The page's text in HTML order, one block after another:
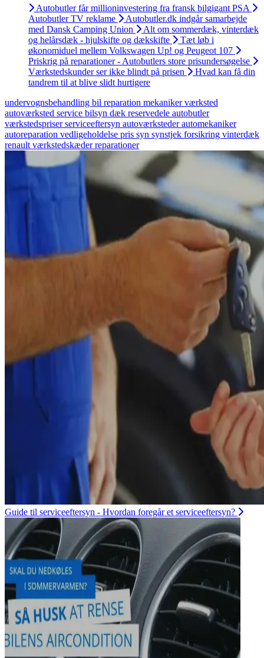
Autobutler får millioninvestering fra fransk bilgigant PSA
Autobutler TV reklame
Autobutler.dk indgår samarbejde
med Dansk Camping Union
Alt om sommerdæk, vinterdæk
og helårsdæk - hjulskifte og dækskifte
Tæt løb i
økonomiduel mellem Volkswagen Up! og Peugeot 107
Priskrig på reparationer - Autobutlers store prisundersøgelse
Værkstedskunder ser ikke blindt på prisen
Hvad kan få din
tandrem til at blive slidt hurtigere
undervognsbehandling bil reparation mekanikerværksted
autoværksted service bilsyn dæk reservedele autobutler
værkstedspriserserviceeftersyn autoværkstederautomekaniker
autoreparation vedligeholdelse pris syn synstjek forsikring vinterdæk
renault værkstedskæderreparationer
Guide til serviceeftersyn - Hvordan foregår et serviceeftersyn?